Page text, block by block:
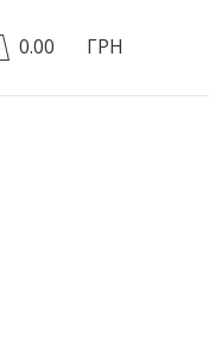
0.00 ГРН